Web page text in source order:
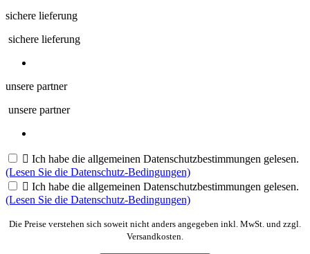
sichere lieferung
sichere lieferung
unsere partner
unsere partner
 Ich habe die allgemeinen Datenschutzbestimmungen gelesen.
(Lesen Sie die Datenschutz-Bedingungen)
 Ich habe die allgemeinen Datenschutzbestimmungen gelesen.
(Lesen Sie die Datenschutz-Bedingungen)
Die Preise verstehen sich soweit nicht anders angegeben inkl. MwSt. und zzgl.
Versandkosten.